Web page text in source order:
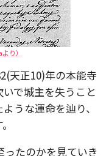
り）
天正10)年の本能寺
で城主を失うこと
うな運命を辿り、
たのかを見ていき